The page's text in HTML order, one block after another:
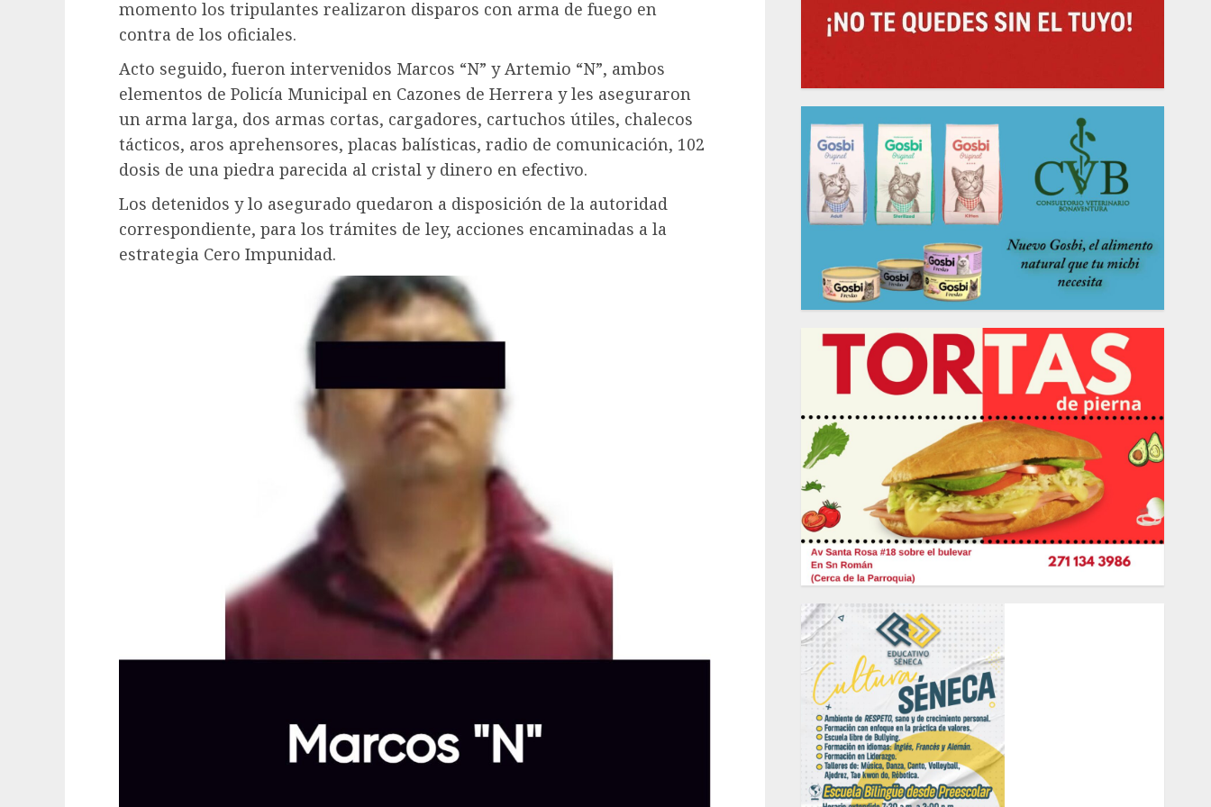
momento los tripulantes realizaron disparos con arma de fuego en
contra de los oficiales.
Acto seguido, fueron intervenidos Marcos “N” y Artemio “N”, ambos
elementos de Policía Municipal en Cazones de Herrera y les aseguraron
un arma larga, dos armas cortas, cargadores, cartuchos útiles, chalecos
tácticos, aros aprehensores, placas balísticas, radio de comunicación, 102
dosis de una piedra parecida al cristal y dinero en efectivo.
Los detenidos y lo asegurado quedaron a disposición de la autoridad
correspondiente, para los trámites de ley, acciones encaminadas a la
estrategia Cero Impunidad.